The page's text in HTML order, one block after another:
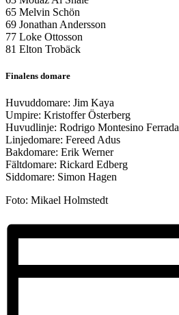
65 Melvin Schön
69 Jonathan Andersson
77 Loke Ottosson
81 Elton Trobäck
Finalens domare
Huvuddomare: Jim Kaya
Umpire: Kristoffer Österberg
Huvudlinje: Rodrigo Montesino Ferrada
Linjedomare: Fereed Adus
Bakdomare: Erik Werner
Fältdomare: Rickard Edberg
Siddomare: Simon Hagen
Foto: Mikael Holmstedt